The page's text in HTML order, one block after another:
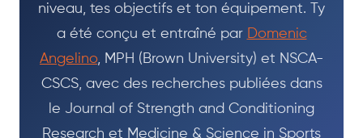
niveau, tes objectifs et ton équipement. Ty
a été conçu et entraîné par Domenic
Angelino, MPH (Brown University) et NSCA-
CSCS, avec des recherches publiées dans
le Journal of Strength and Conditioning
Research et Medicine & Science in Sports